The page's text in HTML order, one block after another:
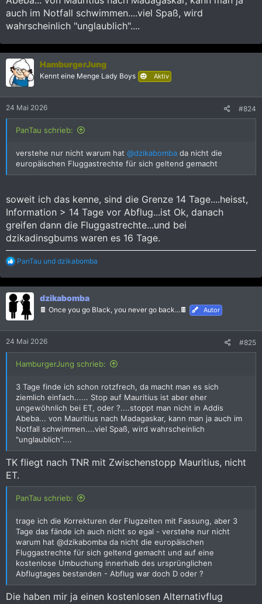
nicht für die...
auch im Notfall schwimmen....viel Spaß, wird
wahrscheinlich "unglaublich"....
HamburgerJung
Kennt eine Menge Lady Boys Aktiv
24 Mai 2026 #824
PanTau schrieb:
verstehe nur nicht warum hat @dzikabomba da nicht die
europäischen Fluggastrechte für sich geltend gemacht
soweit ich das kenne, sind die Grenze 14 Tage....heisst,
Information > 14 Tage vor Abflug...ist Ok, danach
greifen dann die Fluggastrechte...und bei
dzikadinsgbums waren es 16 Tage.
R
a
k
t
n
:
PanTau und dzikabomba
dzikabomba
🍫 Once you go Black, you never go back...🍫 Autor
24 Mai 2026 #825
HamburgerJung schrieb:
3 Tage finde ich schon rotzfrech, da macht man es sich
ziemlich einfach...... Stop auf Mauritius ist aber eher
ungewöhnlich bei ET, oder ?....stoppt man nicht in Addis
Abeba... von Mauritius nach Madagaskar, kann man ja auch im
Notfall schwimmen....viel Spaß, wird wahrscheinlich
"unglaublich"....
TK fliegt nach TNR mit Zwischenstopp Mauritius, nicht
ET.
PanTau schrieb:
trage ich die Korrekturen der Flugzeiten mit Fassung, aber 3
Tage das fände ich auch nicht so egal - verstehe nur nicht
warum hat @dzikabomba da nicht die europäischen
Fluggastrechte für sich geltend gemacht und auf eine
kostenlose Umbuchung innerhalb des ursprünglichen
Abflugtages bestanden - Abflug war doch D oder ?
Die haben mir ja einen kostenlosen Alternativflug